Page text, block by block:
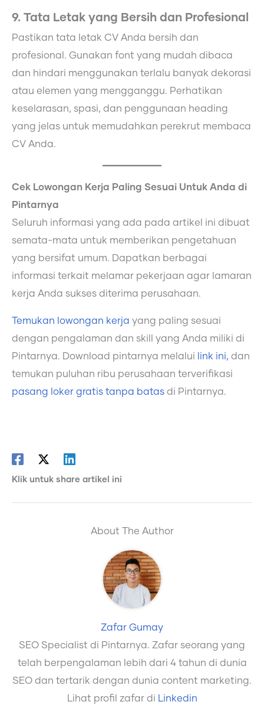
9. Tata Letak yang Bersih dan Profesional
Pastikan tata letak CV Anda bersih dan
profesional. Gunakan font yang mudah dibaca
dan hindari menggunakan terlalu banyak dekorasi
atau elemen yang mengganggu. Perhatikan
keselarasan, spasi, dan penggunaan heading
yang jelas untuk memudahkan perekrut membaca
CV Anda.
Cek Lowongan Kerja Paling Sesuai Untuk Anda di
Pintarnya
Seluruh informasi yang ada pada artikel ini dibuat
semata-mata untuk memberikan pengetahuan
yang bersifat umum. Dapatkan berbagai
informasi terkait melamar pekerjaan agar lamaran
kerja Anda sukses diterima perusahaan.
Temukan lowongan kerja yang paling sesuai
dengan pengalaman dan skill yang Anda miliki di
Pintarnya. Download pintarnya melalui
link ini, dan
temukan puluhan ribu perusahaan terverifikasi
pasang loker gratis tanpa batas di Pintarnya.
Klik untuk share artikel ini
About The Author
Zafar Gumay
SEO Specialist di Pintarnya. Zafar seorang yang
telah berpengalaman lebih dari 4 tahun di dunia
SEO dan tertarik dengan dunia content marketing.
Lihat profil zafar di Linkedin